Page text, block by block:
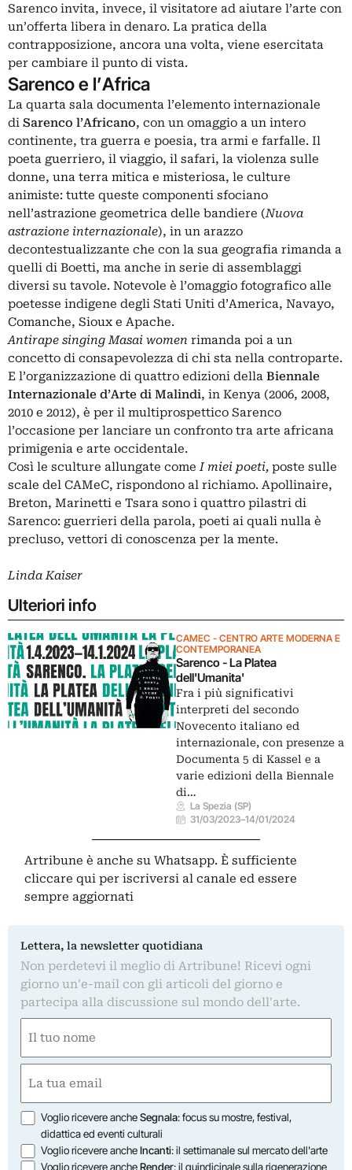
Sarenco invita, invece, il visitatore ad aiutare l’arte con
un’offerta libera in denaro. La pratica della
contrapposizione, ancora una volta, viene esercitata
per cambiare il punto di vista.
Sarenco e l’Africa
La quarta sala documenta l’elemento internazionale
di Sarenco l’Africano, con un omaggio a un intero
continente, tra guerra e poesia, tra armi e farfalle. Il
poeta guerriero, il viaggio, il safari, la violenza sulle
donne, una terra mitica e misteriosa, le culture
animiste: tutte queste componenti sfociano
nell’astrazione geometrica delle bandiere (Nuova
astrazione internazionale), in un arazzo
decontestualizzante che con la sua geografia rimanda a
quelli di Boetti, ma anche in serie di assemblaggi
diversi su tavole. Notevole è l’omaggio fotografico alle
poetesse indigene degli Stati Uniti d’America, Navayo,
Comanche, Sioux e Apache.
Antirape singing Masai women rimanda poi a un
concetto di consapevolezza di chi sta nella controparte.
E l’organizzazione di quattro edizioni della Biennale
Internazionale d’Arte di Malindi, in Kenya (2006, 2008,
2010 e 2012), è per il multiprospettico Sarenco
l’occasione per lanciare un confronto tra arte africana
primigenia e arte occidentale.
Così le sculture allungate comeI miei poeti, poste sulle
scale del CAMeC, rispondono al richiamo. Apollinaire,
Breton, Marinetti e Tsara sono i quattro pilastri di
Sarenco: guerrieri della parola, poeti ai quali nulla è
precluso, vettori di conoscenza per la mente.
Linda Kaiser
Ulteriori info
CAMEC - CENTRO ARTE MODERNA E
CONTEMPORANEA
Sarenco - La Platea
dell'Umanita'
Fra i più significativi
interpreti del secondo
Novecento italiano ed
internazionale, con presenze a
Documenta 5 di Kassel e a
varie edizioni della Biennale
di…
La Spezia (SP)
31/03/2023–14/01/2024
Artribune è anche su Whatsapp. È sufficiente
cliccare qui per iscriversi al canale ed essere
sempre aggiornati
Lettera, la newsletter quotidiana
Non perdetevi il meglio di Artribune! Ricevi ogni
giorno un'e-mail con gli articoli del giorno e
partecipa alla discussione sul mondo dell'arte.
(Required)
First
(Required)
Opzioni
Voglio ricevere ancheSegnala: focus su mostre, festival,
didattica ed eventi culturali
Voglio ricevere ancheIncanti: il settimanale sul mercato dell'arte
Voglio ricevere ancheRender: il quindicinale sulla rigenerazione